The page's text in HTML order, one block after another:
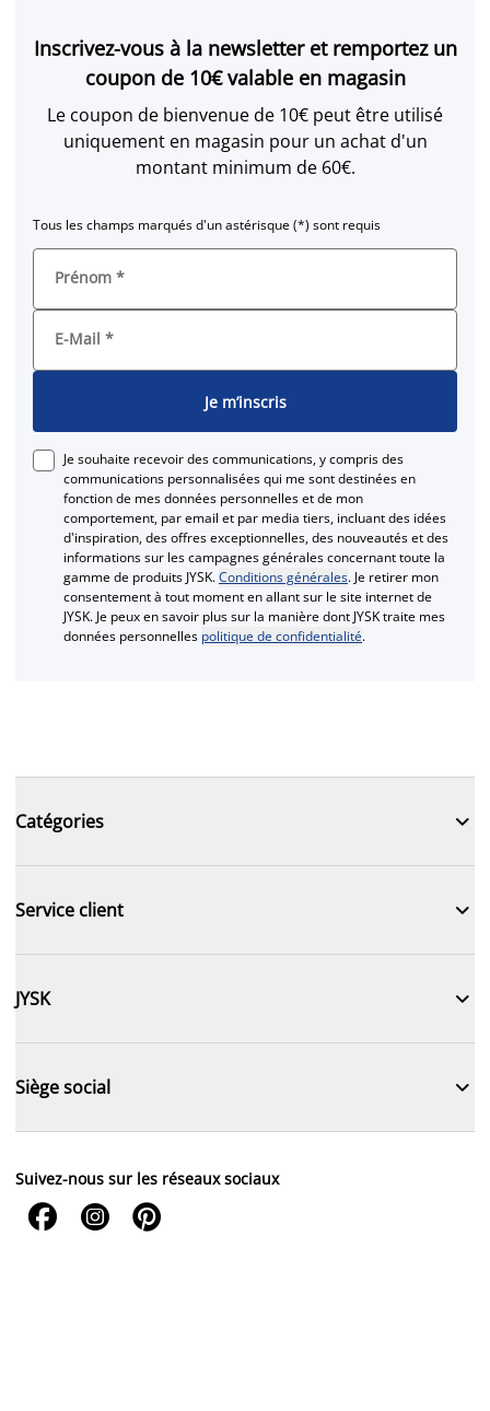
Inscrivez-vous à la newsletter et remportez un
coupon de 10€ valable en magasin
Le coupon de bienvenue de 10€ peut être utilisé
uniquement en magasin pour un achat d'un
montant minimum de 60€.
Tous les champs marqués d'un astérisque (*) sont requis
Prénom *
E-Mail *
Je m’inscris
Je souhaite recevoir des communications, y compris des
communications personnalisées qui me sont destinées en
fonction de mes données personnelles et de mon
comportement, par email et par media tiers, incluant des idées
d'inspiration, des offres exceptionnelles, des nouveautés et des
informations sur les campagnes générales concernant toute la
gamme de produits JYSK.Conditions générales. Je retirer mon
consentement à tout moment en allant sur le site internet de
JYSK. Je peux en savoir plus sur la manière dont JYSK traite mes
données personnelles politique de confidentialité.
Catégories 
Service client 
JYSK 
Siège social 
Suivez-nous sur les réseaux sociaux
  